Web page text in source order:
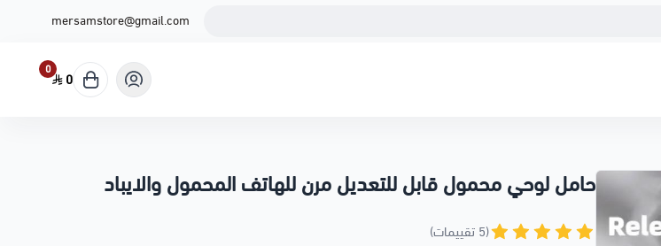
mersamstore@gmail.com
0
0
حامل لوحي محمول قابل للتعديل مرن للهاتف المحمول والايباد
(5 تقييمات)